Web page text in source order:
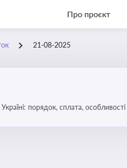
Про проєкт
21-08-2025
порядок, сплата, особливості